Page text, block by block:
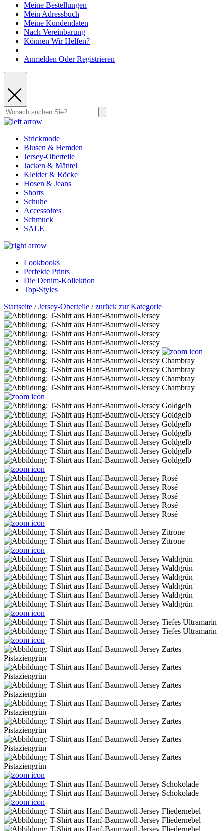
Meine Bestellungen
Mein Adressbuch
Meine Kundendaten
Nach Vereinbarung
Können Wir Helfen?
Anmelden Oder Registrieren
Strickmode
Blusen & Hemden
Jersey-Oberteile
Jacken & Mäntel
Kleider & Röcke
Hosen & Jeans
Shorts
Schuhe
Accessoires
Schmuck
SALE
Lookbooks
Perfekte Prints
Die Denim-Kollektion
Top-Styles
Startseite /Jersey-Oberteile /zurück zur Kategorie